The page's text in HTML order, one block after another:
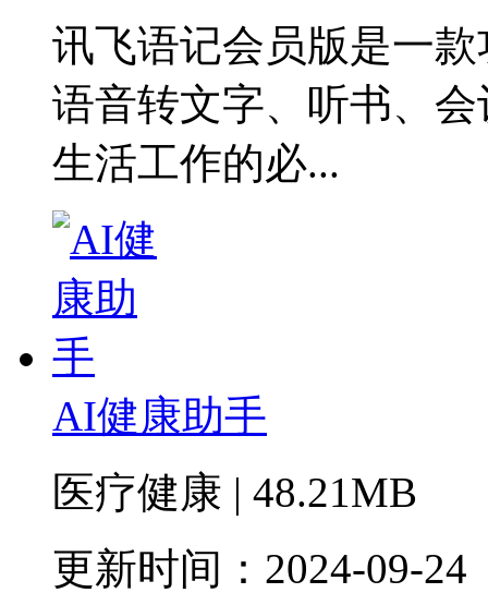
讯飞语记会员版是一
语音转文字、听书、
生活工作的必...
AI健康助手
医疗健康 | 48.21MB
更新时间：2024-09-24